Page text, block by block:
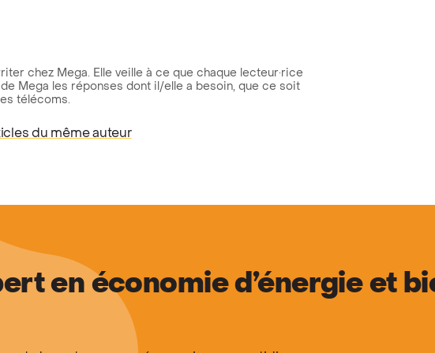
chez Mega. Elle veille à ce que chaque lecteur·rice
Mega les réponses dont il/elle a besoin, que ce soit
télécoms.
du même auteur
en économie d’énergie et